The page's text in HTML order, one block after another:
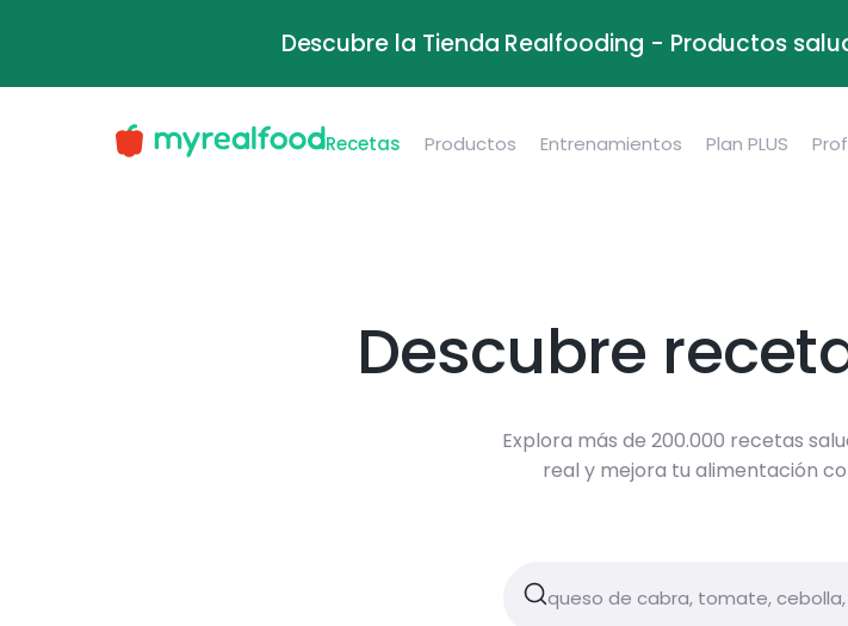
Descubre la Tienda Realfooding - Productos
Recetas Productos Entrenamientos Plan PLUS
Descubre
Explora más de 200.000 recetas
real y mejora tu alimentación